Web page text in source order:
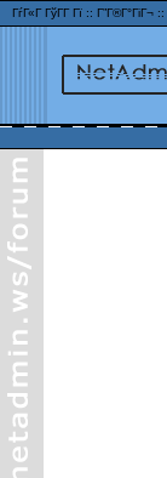
ГѓГ«Г ГўГ­Г Гї :: Г”Г®Г°ГіГ¬ ::